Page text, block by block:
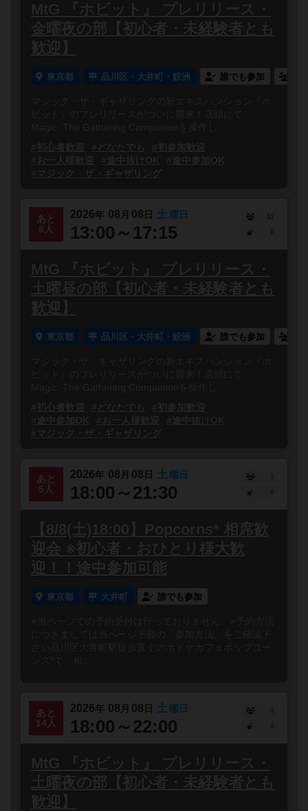
MtG 『ホビット』 プレリリース・
金曜夜の部【初心者・未経験者とも
歓迎】
東京都 品川区・大井町・鮫洲 誰でも参加
マジック・ザ・ギャザリングの新エキスパンション『ホ
ビット』のプレリリースがついに襲来！店頭にて、
Magic: The Gathering Companionを操作し...
#初心者歓迎
#どなたでも
#初参加歓迎
#お一人様歓迎
#途中抜けOK
#途中参加OK
#マジック・ザ・ギャザリング
あと
8人
2026年 08 月 08 日 土 曜日
13:00～17:15
11
MtG 『ホビット』 プレリリース・
土曜昼の部【初心者・未経験者とも
歓迎】
東京都 品川区・大井町・鮫洲 誰でも参加
マジック・ザ・ギャザリングの新エキスパンション『ホ
ビット』のプレリリースがついに襲来！店頭にて、
Magic: The Gathering Companionを操作し...
#初心者歓迎
#どなたでも
#初参加歓迎
#途中参加OK
#お一人様歓迎
#途中抜けOK
#マジック・ザ・ギャザリング
あと
5人
2026年 08 月 08 日 土 曜日
18:00～21:30
1
【8/8(土)18:00】Popcorns* 相席歓
迎会 ※初心者・おひとり様大歓
迎！！途中参加可能
東京都 大井町 誰でも参加
※当ページでの予約受付は行っておりません。※予約方法
につきましては当ページ下部の「参加方法」をご確認下
さい品川区大井町駅徒歩直ぐのボドゲカフェポップコー
あと
14人
2026年 08 月 08 日 土 曜日
18:00～22:00
3
1
MtG 『ホビット』 プレリリース・
土曜夜の部【初心者・未経験者とも
歓迎】